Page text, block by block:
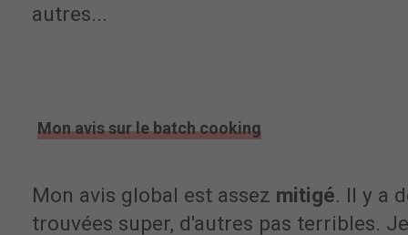
autres...
Mon avis sur le batch cooking
Mon avis global est assez mitigé. Il y a
trouvées super, d'autres pas terribles.